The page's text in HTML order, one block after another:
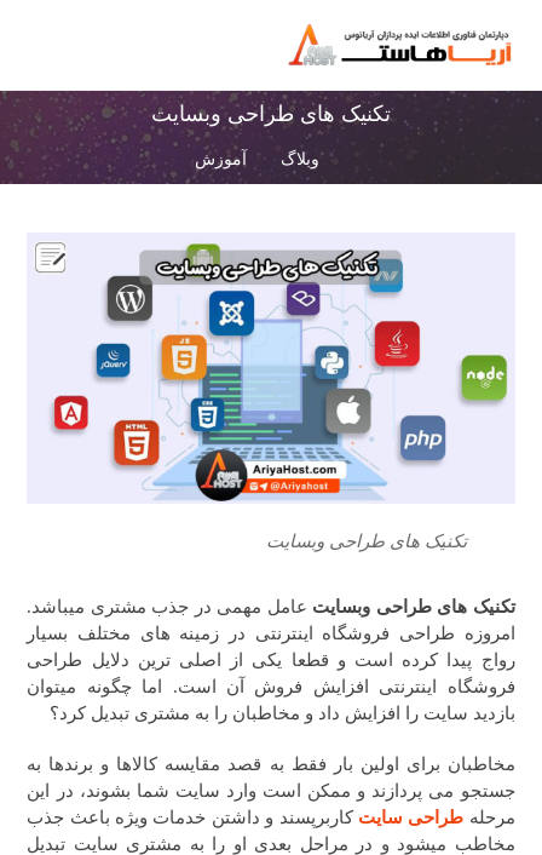
تکنیک های طراحی وبسایت
وبلاگ آموزش
تکنیک های طراحی وبسایت
تکنیک های طراحی وبسایت عامل مهمی در جذب مشتری میباشد.
امروزه طراحی فروشگاه اینترنتی در زمینه های مختلف بسیار
رواج پیدا کرده است و قطعا یکی از اصلی ترین دلایل طراحی
فروشگاه اینترنتی افزایش فروش آن است. اما چگونه میتوان
بازدید سایت را افزایش داد و مخاطبان را به مشتری تبدیل کرد؟
مخاطبان برای اولین بار فقط به قصد مقایسه کالاها و برندها به
جستجو می پردازند و ممکن است وارد سایت شما بشوند، در این
مرحله طراحی سایت کاربرپسند و داشتن خدمات ویژه باعث جذب
مخاطب میشود و در مراحل بعدی او را به مشتری سایت تبدیل